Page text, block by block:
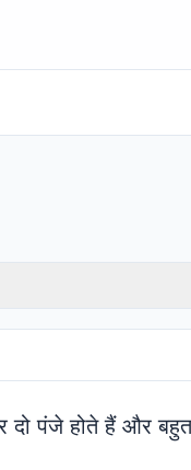
दो पंजे होते हैं और